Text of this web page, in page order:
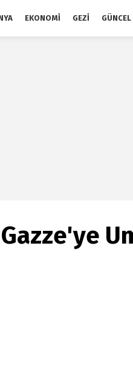
EKONOMI GEZI GÜNCEL